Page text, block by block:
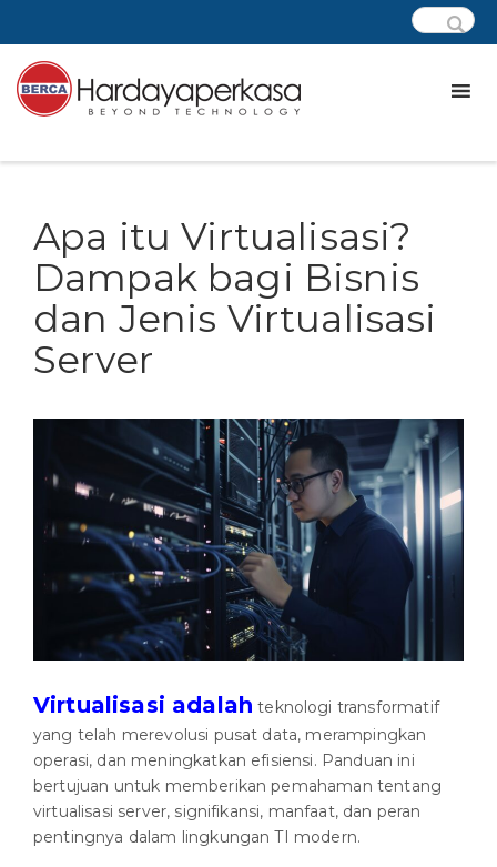
Apa itu Virtualisasi?
Dampak bagi Bisnis
dan Jenis Virtualisasi
Server
Virtualisasi adalah teknologi transformatif
yang telah merevolusi pusat data, merampingkan
operasi, dan meningkatkan efisiensi. Panduan ini
bertujuan untuk memberikan pemahaman tentang
virtualisasi server, signifikansi, manfaat, dan peran
pentingnya dalam lingkungan TI modern.